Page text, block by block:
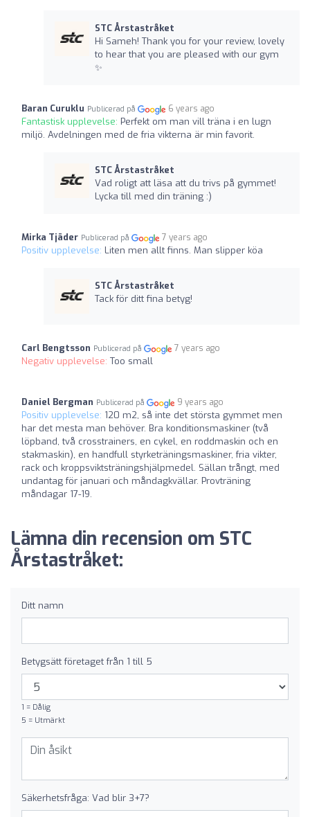
STC Årstastråket
Hi Sameh! Thank you for your review, lovely
to hear that you are pleased with our gym
✨
Baran Curuklu Publicerad på 6 years ago
Fantastisk upplevelse: Perfekt om man vill träna i en lugn
miljö. Avdelningen med de fria vikterna är min favorit.
STC Årstastråket
Vad roligt att läsa att du trivs på gymmet!
Lycka till med din träning :)
Mirka Tjäder Publicerad på 7 years ago
Positiv upplevelse: Liten men allt finns. Man slipper köa
STC Årstastråket
Tack för ditt fina betyg!
Carl Bengtsson Publicerad på 7 years ago
Negativ upplevelse: Too small
Daniel Bergman Publicerad på 9 years ago
Positiv upplevelse: 120 m2, så inte det största gymmet men
har det mesta man behöver. Bra konditionsmaskiner (två
löpband, två crosstrainers, en cykel, en roddmaskin och en
stakmaskin), en handfull styrketräningsmaskiner, fria vikter,
rack och kroppsviktsträningshjälpmedel. Sällan trångt, med
undantag för januari och måndagkvällar. Provträning
måndagar 17-19.
Lämna din recension om STC
Årstastråket:
Ditt namn
Betygsätt företaget från 1 till 5
1 = Dålig
5 = Utmärkt
Säkerhetsfråga: Vad blir 3+7?